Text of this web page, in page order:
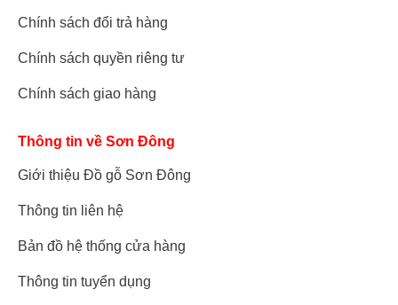
Chính sách đổi trả hàng
Chính sách quyền riêng tư
Chính sách giao hàng
Thông tin về Sơn Đông
Giới thiệu Đồ gỗ Sơn Đông
Thông tin liên hệ
Bản đồ hệ thống cửa hàng
Thông tin tuyển dụng